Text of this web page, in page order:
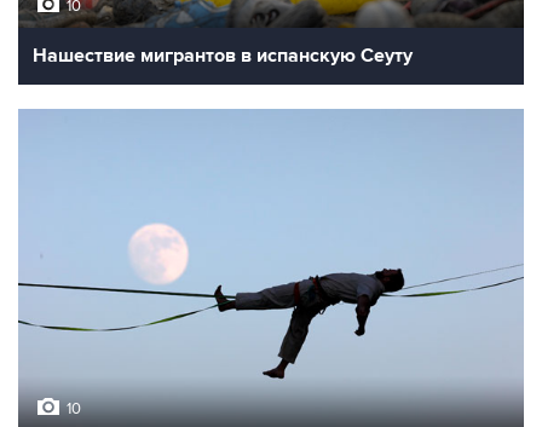
10
Нашествие мигрантов в испанскую Сеуту
10